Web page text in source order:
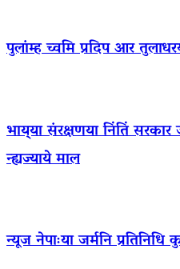
पुलांम्ह च्वमि प्रदिप आर
भाय्‌या संरक्षणया निंतिं
न्ह्यज्याये माल
न्यूज नेपाःया जर्मनि प्रतिनिधि